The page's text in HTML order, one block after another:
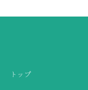
トップ